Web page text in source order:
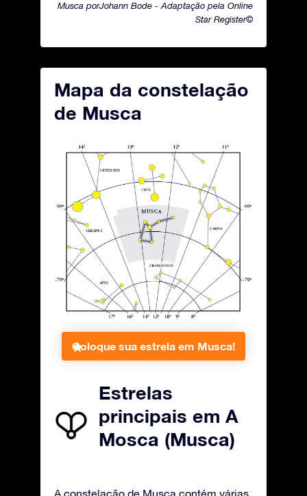
Musca porJohann Bode - Adaptação pela Online
Star Register©
Mapa da constelação
de Musca
Coloque sua estrela em Musca!
Estrelas
principais em A
Mosca (Musca)
A constelação de Musca contém várias